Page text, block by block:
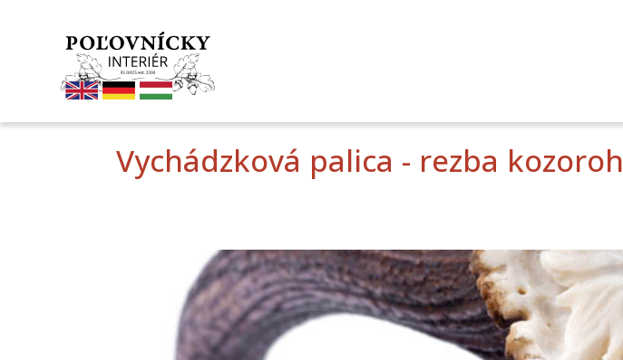
Vychádzková palica - rezba kozoroh